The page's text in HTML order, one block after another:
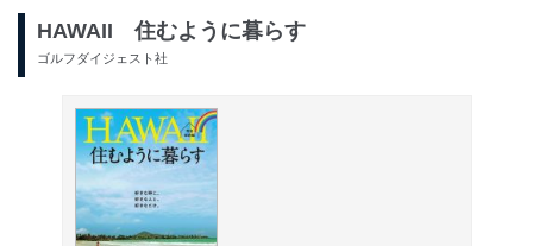
HAWAII 住むように暮らす
ゴルフダイジェスト社